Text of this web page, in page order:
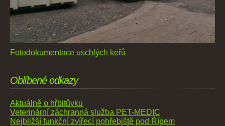
Fotodokumentace uschlých keřů
Oblíbené odkazy
Aktuálně o hřbitůvku
Veterinární záchranná služba PET-MEDIC
Nejbližší funkční zvířecí pohřebiště pod Řípem